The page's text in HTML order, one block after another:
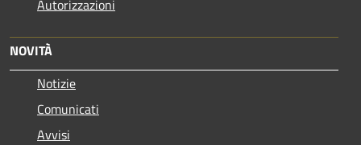
Autorizzazioni
NOVITÀ
Notizie
Comunicati
Avvisi